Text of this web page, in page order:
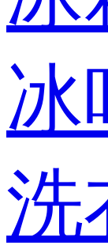
冰
洗